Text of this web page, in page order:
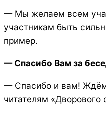
— Мы желаем всем
участникам быть
пример.
— Спасибо Вам за
— Спасибо и вам! Ждём
читателям «Дворового